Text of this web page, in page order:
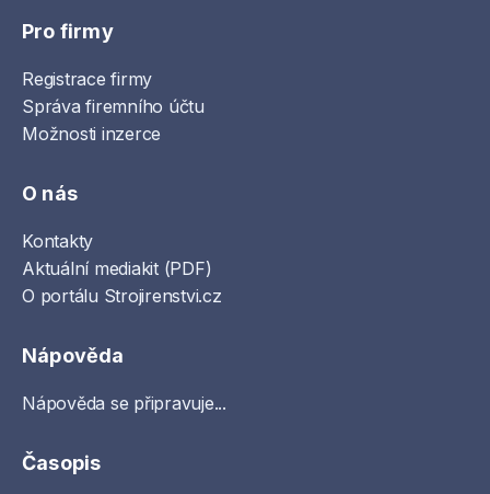
Pro firmy
Registrace firmy
Správa firemního účtu
Možnosti inzerce
O nás
Kontakty
Aktuální mediakit (PDF)
O portálu Strojirenstvi.cz
Nápověda
Nápověda se připravuje...
Časopis